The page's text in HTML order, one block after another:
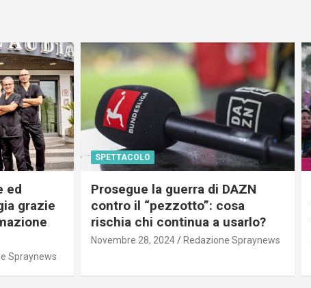
ed
grazie
Spraynews
SPETTACOLO
Prosegue la guerra di DAZN
contro il “pezzotto”: cosa
rischia chi continua a usarlo?
Novembre 28, 2024 Redazione Spraynews